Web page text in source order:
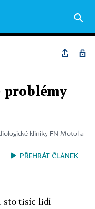
problémy
kliniky FN Motol a
PŘEHRÁT ČLÁNEK
sto tisíc lidí